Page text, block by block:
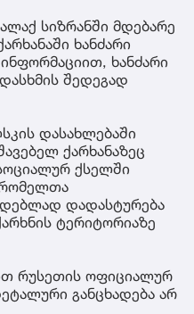
სიზრანში მდებარე
ხანძარი
ხანძარი
შედეგად
დასახლებაში
ქარხანაზეც
ქსელში
დადასტურება
ტერიტორიაზე
რუსეთის ოფიციალურ
განცხადება არ